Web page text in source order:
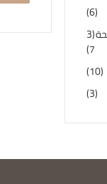
(6)
(3
7)
(10)
(3)